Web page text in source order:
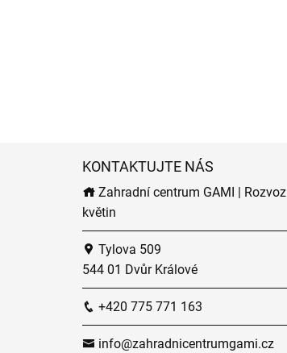
KONTAKTUJTE NÁS
Zahradní centrum GAMI | Rozvoz
květin
Tylova 509
544 01 Dvůr Králové
+420 775 771 163
info@zahradnicentrumgami.cz